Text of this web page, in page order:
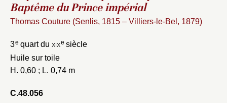
Baptême du Prince impérial
Thomas Couture (Senlis, 1815 – Villiers-le-Bel, 1879)
3e quart du xixe siècle
Huile sur toile
H. 0,60 ; L. 0,74 m
C.48.056